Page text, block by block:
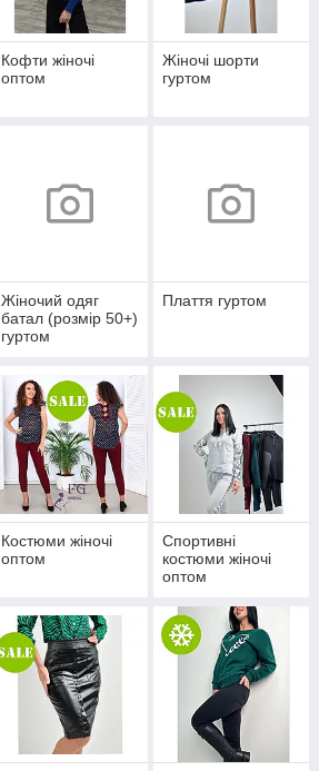
Кофти жіночі
оптом
Жіночі шорти
гуртом
Жіночий одяг
батал (розмір 50+)
гуртом
Плаття гуртом
Костюми жіночі
оптом
Спортивні
костюми жіночі
оптом